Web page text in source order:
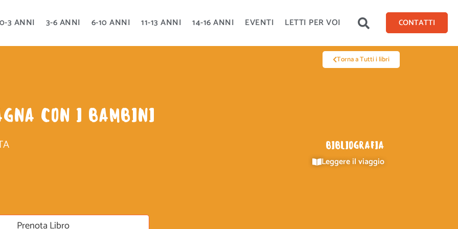
0-3 ANNI 3-6 ANNI 6-10 ANNI 11-13 ANNI 14-16 ANNI EVENTI LETTI PER VOI CONTATTI
Torna a Tutti i libri
CON I BAMBINI
BIBLIOGRAFIA
Leggere il viaggio